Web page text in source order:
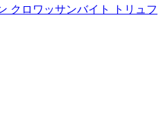
クロワッサンバイト トリュフ